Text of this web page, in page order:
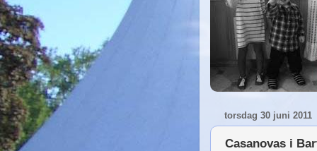
torsdag 30 juni 2011
Casanovas i